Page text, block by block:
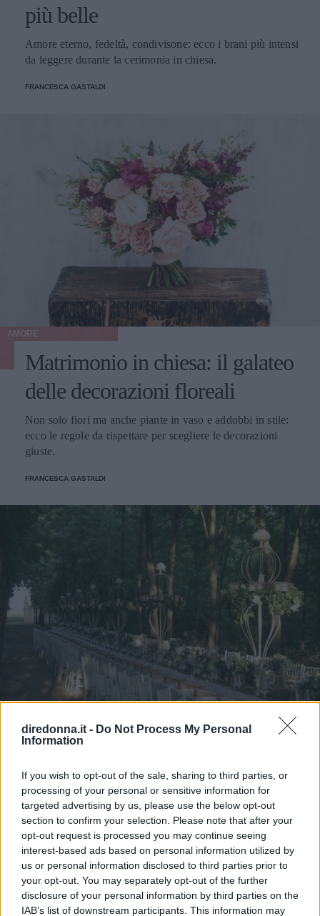
diredonna.it - Do Not Process My Personal
Information
If you wish to opt-out of the sale, sharing to third parties, or
processing of your personal or sensitive information for
targeted advertising by us, please use the below opt-out
section to confirm your selection. Please note that after your
opt-out request is processed you may continue seeing
interest-based ads based on personal information utilized by
us or personal information disclosed to third parties prior to
your opt-out. You may separately opt-out of the further
disclosure of your personal information by third parties on the
IAB’s list of downstream participants. This information may
più belle
Amore eterno, fedeltà, condivisone: ecco i brani più intensi
da leggere durante la cerimonia in chiesa.
FRANCESCA GASTALDI
AMORE
Matrimonio in chiesa: il galateo
delle decorazioni floreali
Non solo fiori ma anche piante in vaso e addobbi in stile:
ecco le regole da rispettare per scegliere le decorazioni
giuste.
FRANCESCA GASTALDI
AMORE
Matrimonio nel bosco: 5
location d'atmosfera
Sposarsi nella natura, tra alberi secolari e profumo di fiori?
Basta solo scegliere il posto giusto.
FRANCESCA GASTALDI
Può interessarti anche